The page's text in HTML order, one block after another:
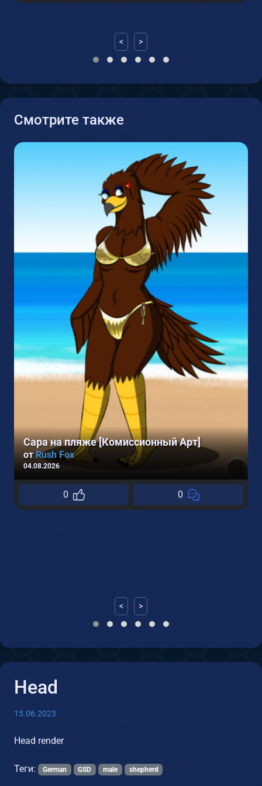
< >
Смотрите также
Сара на пляже [Комиссионный Арт]
отRush Fox
04.08.2026
0 0
< >
Head
15.06.2023
Head render
Теги: German GSD male shepherd